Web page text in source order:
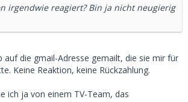
irgendwie reagiert? Bin ja nicht neugierig
auf die gmail-Adresse gemailt, die sie mir für
Keine Reaktion, keine Rückzahlung.
ich ja von einem TV-Team, das